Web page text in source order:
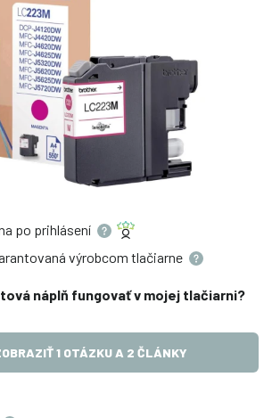
po prihlásení
výrobcom tlačiarne
náplň fungovať v mojej tlačiarni?
1 OTÁZKU A 2 ČLÁNKY